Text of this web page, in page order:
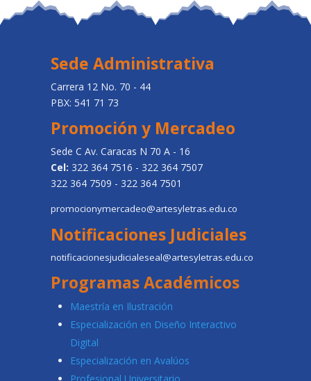
Sede Administrativa
Carrera 12 No. 70 - 44
PBX: 541 71 73
Promoción y Mercadeo
Sede C Av. Caracas N 70 A - 16
Cel: 322 364 7516 - 322 364 7507
322 364 7509 - 322 364 7501
promocionymercadeo@artesyletras.edu.co
Notificaciones Judiciales
notificacionesjudicialeseal@artesyletras.edu.co
Programas Académicos
Maestría en Ilustración
Especialización en Diseño Interactivo
Digital
Especialización en Avalúos